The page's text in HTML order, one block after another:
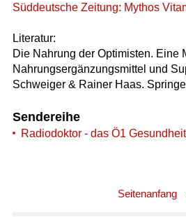
Süddeutsche Zeitung: Mythos
Literatur:
Die Nahrung der Optimisten. Eine
Nahrungsergänzungsmittel und
Schweiger & Rainer Haas.
Sendereihe
Radiodoktor - das Ö1
Seitenanfang